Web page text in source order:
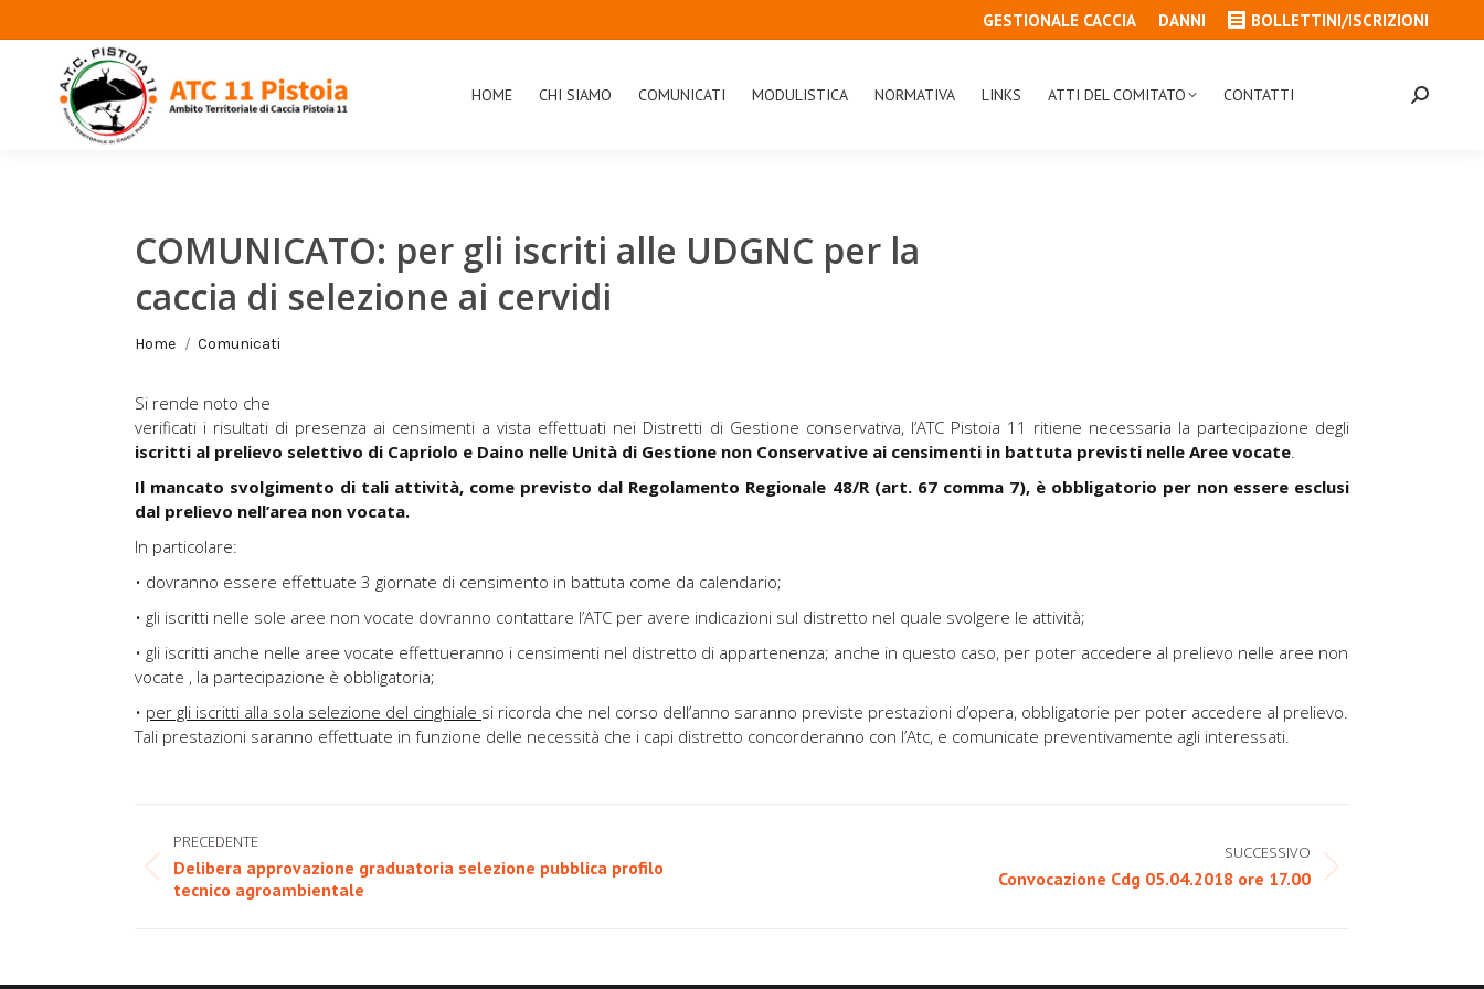
GESTIONALE CACCIA DANNI BOLLETTINI/ISCRIZIONI
HOME CHI SIAMO COMUNICATI MODULISTICA NORMATIVA LINKS ATTI DEL COMITATO CONTATTI Cerca:
COMUNICATO: per gli iscriti alle UDGNC per la
caccia di selezione ai cervidi
Tu sei qui:
Home Comunicati
Si rende noto che
verificati i risultati di presenza ai censimenti a vista effettuati nei Distretti di Gestione conservativa, l’ATC Pistoia 11 ritiene necessaria la partecipazione degli
iscritti al prelievo selettivo di Capriolo e Daino nelle Unità di Gestione non Conservative ai censimenti in battuta previsti nelle Aree vocate.
Il mancato svolgimento di tali attività, come previsto dal Regolamento Regionale 48/R (art. 67 comma 7), è obbligatorio per non essere esclusi
dal prelievo nell’area non vocata.
In particolare:
• dovranno essere effettuate 3 giornate di censimento in battuta come da calendario;
• gli iscritti nelle sole aree non vocate dovranno contattare l’ATC per avere indicazioni sul distretto nel quale svolgere le attività;
• gli iscritti anche nelle aree vocate effettueranno i censimenti nel distretto di appartenenza; anche in questo caso, per poter accedere al prelievo nelle aree non
vocate , la partecipazione è obbligatoria;
• per gli iscritti alla sola selezione del cinghiale si ricorda che nel corso dell’anno saranno previste prestazioni d’opera, obbligatorie per poter accedere al prelievo.
Tali prestazioni saranno effettuate in funzione delle necessità che i capi distretto concorderanno con l’Atc, e comunicate preventivamente agli interessati.
tra
PRECEDENTE
Post
precedente:
Delibera approvazione graduatoria selezione pubblica profilo
tecnico agroambientale
SUCCESSIVO
Convocazione Cdg 05.04.2018 ore 17.00